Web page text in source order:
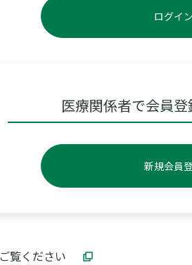
ログイン
医療関係者で会員
新規会員
覧ください